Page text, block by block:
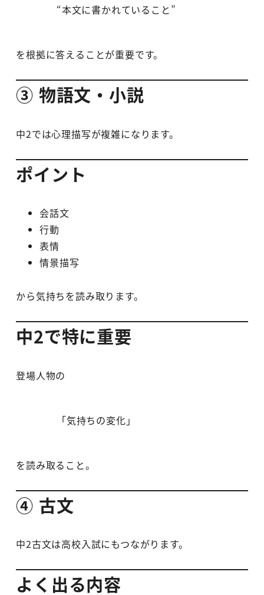
“本文に書かれていること”
を根拠に答えることが重要です。
③ 物語文・小説
中2では心理描写が複雑になります。
ポイント
会話文
行動
表情
情景描写
から気持ちを読み取ります。
中2で特に重要
登場人物の
「気持ちの変化」
を読み取ること。
④ 古文
中2古文は高校入試にもつながります。
よく出る内容